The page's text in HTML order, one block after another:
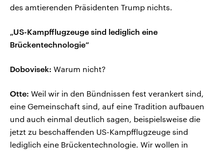
des amtierenden Präsidenten Trump nichts.
„US-Kampfflugzeuge sind lediglich eine
Brückentechnologie“
Dobovisek: Warum nicht?
Otte: Weil wir in den Bündnissen fest verankert sind,
eine Gemeinschaft sind, auf eine Tradition aufbauen
und auch einmal deutlich sagen, beispielsweise die
jetzt zu beschaffenden US-Kampfflugzeuge sind
lediglich eine Brückentechnologie. Wir wollen in